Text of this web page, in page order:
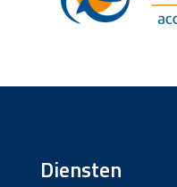
Diensten